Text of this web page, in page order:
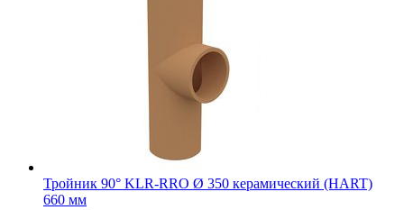
Тройник 90° KLR-RRO Ø 350 керамический (HART)
660 мм